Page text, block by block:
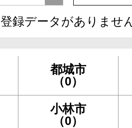
登録データがありませ
都城市
（0）
小林市
（0）